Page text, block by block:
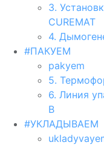
3.
CUREMAT
4.
#ПАКУЕМ
pakyem
5.
6. Линия
В
#УКЛАДЫВАЕМ